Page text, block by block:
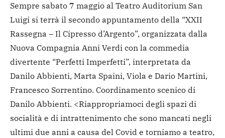
Sempre sabato 7 maggio al Teatro Auditorium San
Luigi si terrà il secondo appuntamento della “XXII
Rassegna – Il Cipresso d’Argento”, organizzata dalla
Nuova Compagnia Anni Verdi con la commedia
divertente “Perfetti Imperfetti”, interpretata da
Danilo Abbienti, Marta Spaini, Viola e Dario Martini,
Francesco Sorrentino. Coordinamento scenico di
Danilo Abbienti. <Riappropriamoci degli spazi di
socialità e di intrattenimento che sono mancati negli
ultimi due anni a causa del Covid e torniamo a teatro,